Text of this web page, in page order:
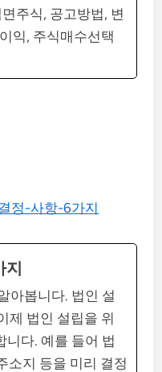
주식, 공고방법, 변
익, 주식매수선택
정-사항-6가지
지
아봅니다. 법인 설
제 법인 설립을 위
니다. 예를 들어 법
소지 등을 미리 결정